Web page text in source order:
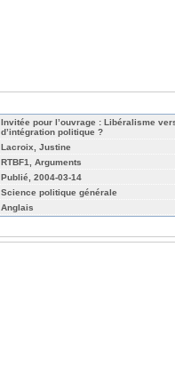
Invitée pour l’ouvrage : Libéralisme
d’intégration politique ?
Lacroix, Justine
RTBF1, Arguments
Publié, 2004-03-14
Science politique générale
Anglais